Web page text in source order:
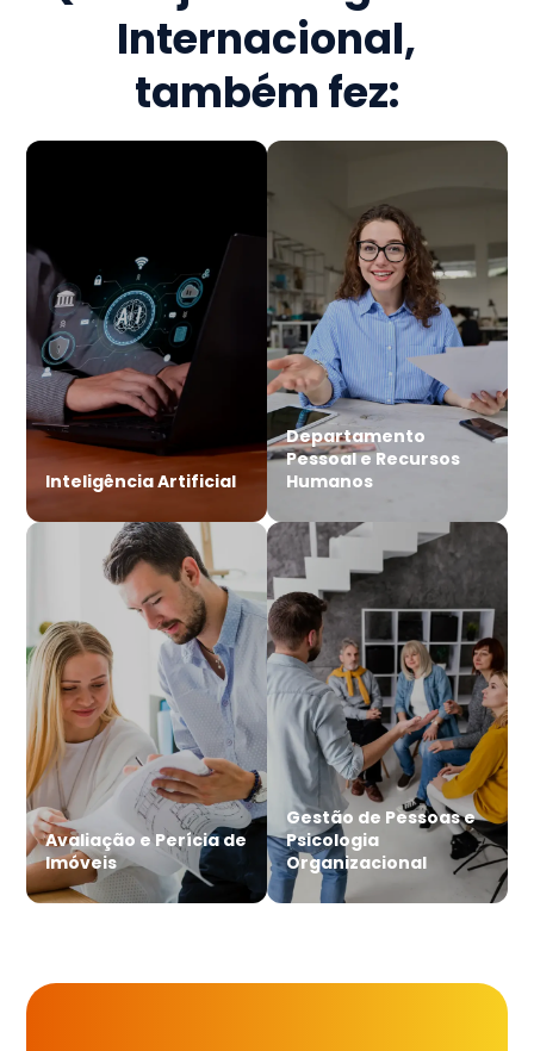
Internacional,
também fez:
Inteligência Artificial
Departamento
Pessoal e Recursos
Humanos
Avaliação e Perícia de
Imóveis
Gestão de Pessoas e
Psicologia
Organizacional